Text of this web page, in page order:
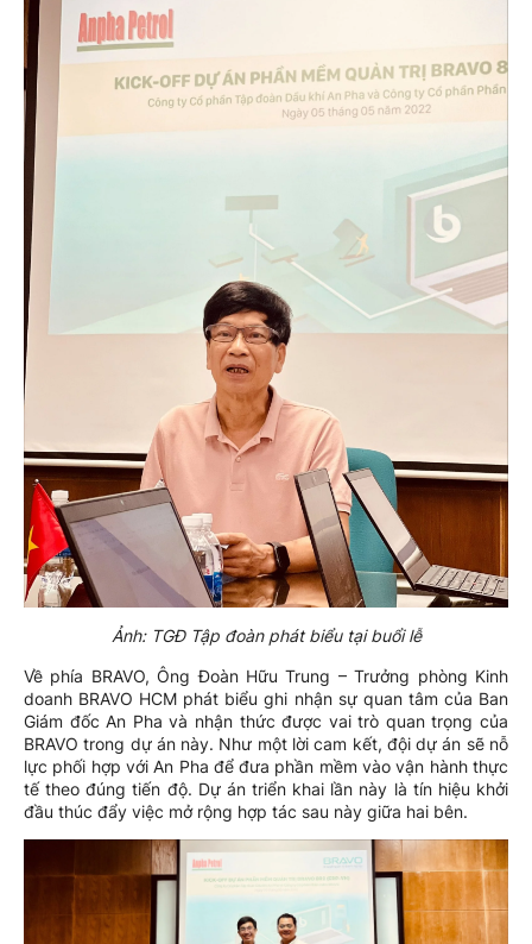
Ảnh: TGĐ Tập đoàn phát biểu tại buổi lễ
Về phía BRAVO, Ông Đoàn Hữu Trung – Trưởng phòng Kinh
doanh BRAVO HCM phát biểu ghi nhận sự quan tâm của Ban
Giám đốc An Pha và nhận thức được vai trò quan trọng của
BRAVO trong dự án này. Như một lời cam kết, đội dự án sẽ nỗ
lực phối hợp với An Pha để đưa phần mềm vào vận hành thực
tế theo đúng tiến độ. Dự án triển khai lần này là tín hiệu khởi
đầu thúc đẩy việc mở rộng hợp tác sau này giữa hai bên.